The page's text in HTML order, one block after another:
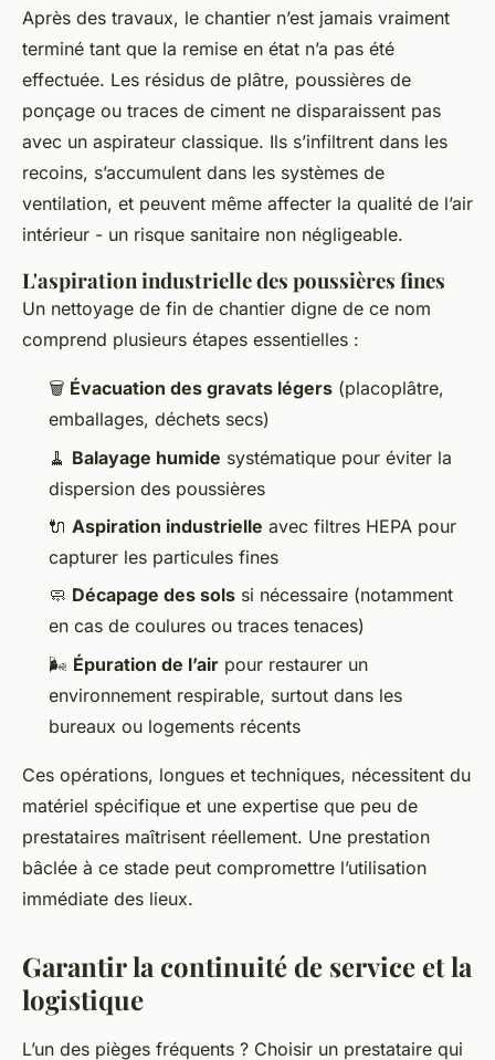
Après des travaux, le chantier n’est jamais vraiment
terminé tant que la remise en état n’a pas été
effectuée. Les résidus de plâtre, poussières de
ponçage ou traces de ciment ne disparaissent pas
avec un aspirateur classique. Ils s’infiltrent dans les
recoins, s’accumulent dans les systèmes de
ventilation, et peuvent même affecter la qualité de l’air
intérieur - un risque sanitaire non négligeable.
L'aspiration industrielle des poussières fines
Un nettoyage de fin de chantier digne de ce nom
comprend plusieurs étapes essentielles :
🗑️ Évacuation des gravats légers (placoplâtre,
emballages, déchets secs)
🧹 Balayage humide systématique pour éviter la
dispersion des poussières
🔌 Aspiration industrielle avec filtres HEPA pour
capturer les particules fines
🧼 Décapage des sols si nécessaire (notamment
en cas de coulures ou traces tenaces)
🌬️ Épuration de l’air pour restaurer un
environnement respirable, surtout dans les
bureaux ou logements récents
Ces opérations, longues et techniques, nécessitent du
matériel spécifique et une expertise que peu de
prestataires maîtrisent réellement. Une prestation
bâclée à ce stade peut compromettre l’utilisation
immédiate des lieux.
Garantir la continuité de service et la
logistique
L’un des pièges fréquents ? Choisir un prestataire qui